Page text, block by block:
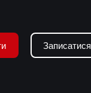
збідненої
Записатися